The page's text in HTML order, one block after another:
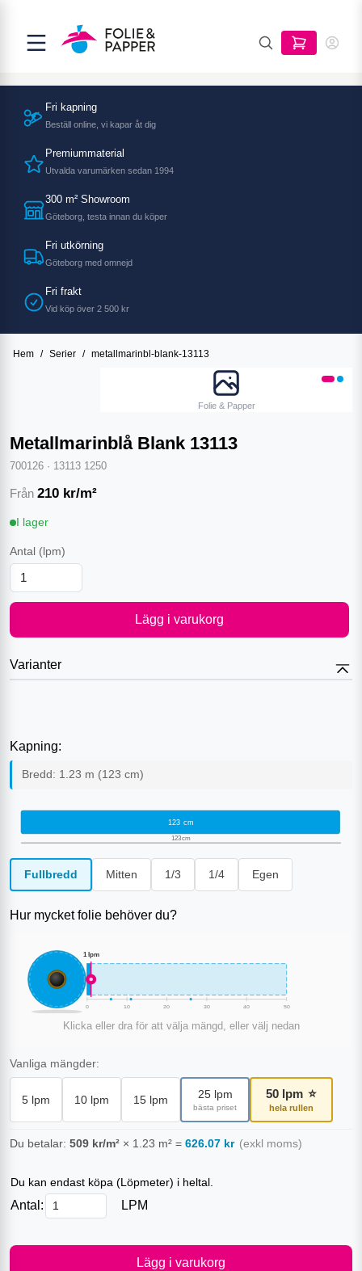
Fri kapning
Beställ online, vi kapar åt dig
Premiummaterial
Utvalda varumärken sedan 1994
300 m² Showroom
Göteborg, testa innan du köper
Fri utkörning
Göteborg med omnejd
Fri frakt
Vid köp över 2 500 kr
Hem / Serier / metallmarinbl-blank-13113
Folie & Papper
Metallmarinblå Blank 13113
700126 · 13113 1250
Från 210 kr/m²
I lager
Antal (lpm)
Lägg i varukorg
Varianter
Kapning:
Bredd: 1.23 m (123 cm)
123 cm
123cm
Fullbredd Mitten 1/3 1/4 Egen
Hur mycket folie behöver du?
1 lpm
0 10 20 30 40 50
Klicka eller dra för att välja mängd, eller välj nedan
Vanliga mängder:
5 lpm 10 lpm 15 lpm 25lpm
bästa priset
50 lpm ⭐
hela rullen
Du betalar: 509 kr/m² × 1.23 m² = 626.07 kr (exkl moms)
Du kan endast köpa (Löpmeter) i heltal.
Antal: LPM
Lägg i varukorg